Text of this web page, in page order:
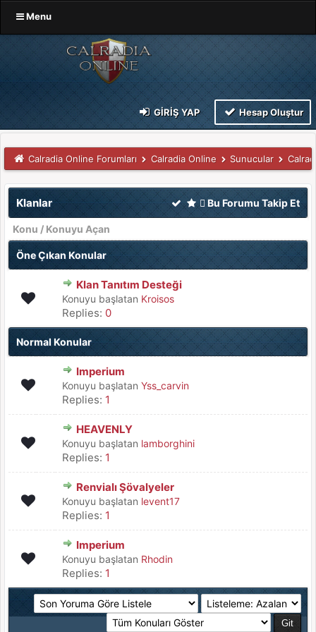
Menu
GIRIŞ YAP Hesap Oluştur
Calradia Online Forumları Calradia Online Sunucular
Bu Forumu Takip Et
Klanlar
Konu / Konuyu Açan
Öne Çıkan Konular
Klan Tanıtım Desteği
Konuyu başlatan Kroisos
Replies: 0
Normal Konular
Imperium
Konuyu başlatan Yss_carvin
Replies: 1
HEAVENLY
Konuyu başlatan lamborghini
Replies: 1
Renvialı Şövalyeler
Konuyu başlatan levent17
Replies: 1
Imperium
Konuyu başlatan Rhodin
Replies: 1